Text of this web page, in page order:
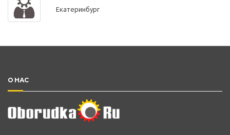
Екатеринбург
О НАС